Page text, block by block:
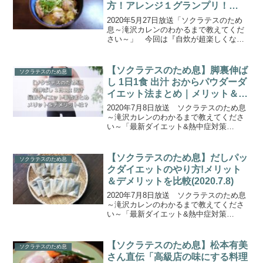
方！アレンジ１グランプリ！
(2020.5.27)
2020年5月27日放送「ソクラテスのため
息～滝沢カレンのわかるまで教えてくだ
さい～」 今回は『自炊が超楽しくな
カレー編！こちらでは、一条もんこさん
が教えるカレー絶品アレ...
ソクラテスのため息
【ソクラテスのため息】脚裏伸ば
し 1日1食 出汁 おからパウダーダ
イエット法まとめ｜メリット＆デ
メリットを比較(2020.7.8)
2020年7月8日放送 ソクラテスのため息
～滝沢カレンのわかるまで教えてくださ
い～「最新ダイエット&熱中症対策
レンドのダイエット法が続々とある中、
今年の夏の新定番...
ソクラテスのため息
【ソクラテスのため息】だしパッ
クダイエットのやり方!メリット
＆デメリットを比較(2020.7.8)
2020年7月8日放送 ソクラテスのため息
～滝沢カレンのわかるまで教えてくださ
い～「最新ダイエット&熱中症対策
デメリットを比較解説！今年の夏の新定
番となるダイエット事情...
ソクラテスのため息
【ソクラテスのため息】松本有美
さん直伝「高級店の味にする料理